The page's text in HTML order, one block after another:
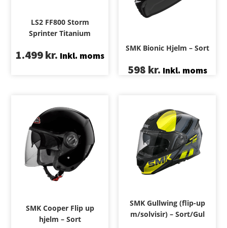
LS2 FF800 Storm
Sprinter Titanium
1.499kr. Inkl. moms
SMK Bionic Hjelm – Sort
598 kr. Inkl. moms
SMK Cooper Flip up
hjelm – Sort
SMK Gullwing (flip-up
m/solvisir) – Sort/Gul